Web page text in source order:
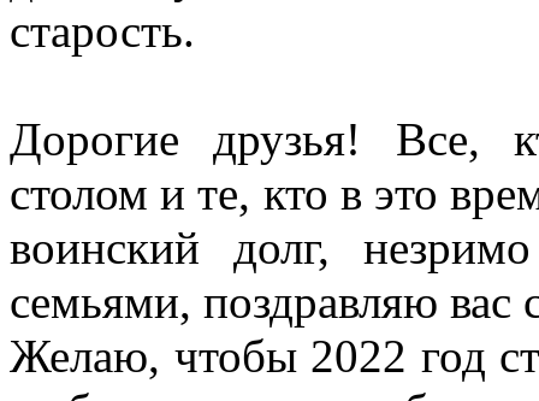
старость.
Дорогие друзья! Все,
столом и те, кто в это
воинский долг,
семьями, поздравляю
Желаю, чтобы 2022 год